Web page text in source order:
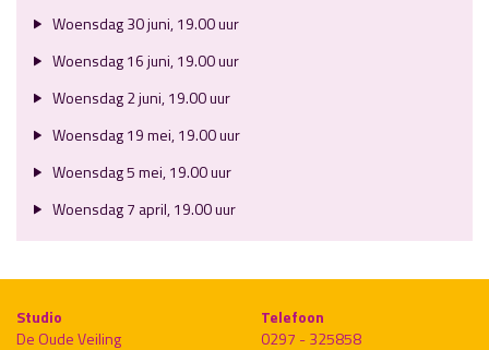
Woensdag 30 juni, 19.00 uur
Woensdag 16 juni, 19.00 uur
Woensdag 2 juni, 19.00 uur
Woensdag 19 mei, 19.00 uur
Woensdag 5 mei, 19.00 uur
Woensdag 7 april, 19.00 uur
Studio
De Oude Veiling
Telefoon
0297 - 325858